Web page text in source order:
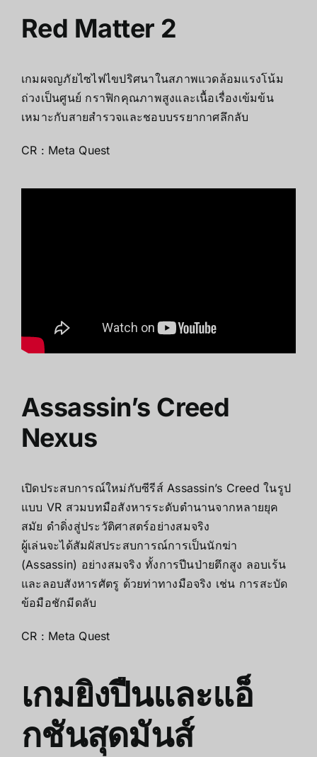
Red Matter 2
เกมผจญภัยไซไฟไขปริศนาในสภาพแวดล้อมแรงโน้ม
ถ่วงเป็นศูนย์ กราฟิกคุณภาพสูงและเนื้อเรื่องเข้มข้น
เหมาะกับสายสำรวจและชอบบรรยากาศลึกลับ
CR : Meta Quest
Assassin’s Creed
Nexus
เปิดประสบการณ์ใหม่กับซีรีส์ Assassin’s Creed ในรูป
แบบ VR สวมบทมือสังหารระดับตำนานจากหลายยุค
สมัย ดำดิ่งสู่ประวัติศาสตร์อย่างสมจริง
ผู้เล่นจะได้สัมผัสประสบการณ์การเป็นนักฆ่า
(Assassin) อย่างสมจริง ทั้งการปีนป่ายตึกสูง ลอบเร้น
และลอบสังหารศัตรู ด้วยท่าทางมือจริง เช่น การสะบัด
ข้อมือชักมีดลับ
CR : Meta Quest
เกมยิงปืนและแอ็
กชันสุดมันส์